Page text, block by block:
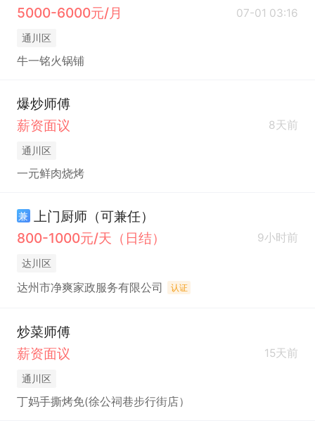
5000-6000元/月
07-01 03:16
通川区
牛一铭火锅铺
爆炒师傅
薪资面议
8天前
通川区
一元鲜肉烧烤
兼
上门厨师（可兼任）
800-1000元/天（日结）
9小时前
达川区
达州市净爽家政服务有限公司 认证
炒菜师傅
薪资面议
15天前
通川区
丁妈手撕烤免(徐公祠巷步行街店）